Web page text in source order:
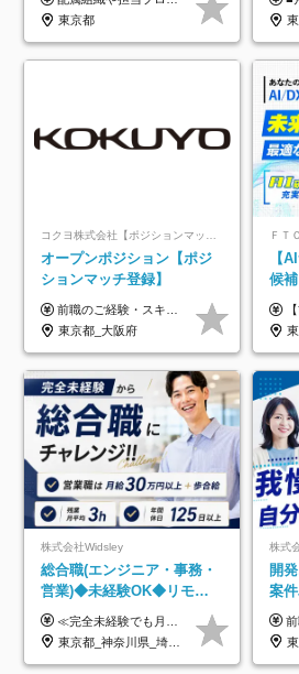
東京都
定
東京都_神奈川県_埼玉県_千葉県_
コクヨ株式会社【ポジションマッチ登録】
オープンポジション【ポジ
ションマッチ登録】
前職のご経験・スキル等を考慮して決定します。
東京都_大阪府
ＦＴ
【
候
経
未
ル
【前職給与保証】 ■未経験者： 月給30万円～35万円
東
株式会社Widsley
総合職(エンジニア・事務・
営業)◆未経験OK◆リモー
トあり◆残業月3h◆服装髪
型自由
≪完全未経験でも月給40万円以上も可能です！≫ -------------- 【1】ITエンジニア 月給26万円～50万円＋プロジェクト手当＋資格手当 【2】IT事務、営業事務 月給26万円～50万円＋プロジェクト手当＋資格手当 ≪【1】【2】共通≫ ★上記給与には固定残業代20時間分(月3万719円～)を含みます。残業が超過した場合は、追加支給します(残業は月平均3時間とほぼ発生しません。残業がなくても、固定残業代は支給されます) ★試用期間6ヵ月あり（期間中は月給23万1000円～。固定残業代20時間分3万719円～を含む／超過分は別途支給） -------------- 【3】SES営業、SaaS営業 月給30万円以上＋インセンティブ＋各種手当 ★上記給与には固定残業代45時間分(月7万6967円～)を含みます。残業が超過した場合は、追加支給します(残業は月平均3時間とほぼ発生しません。残業がなくても、固定残業代は支給されます) ★試用期間6ヵ月あり(期間中も給与や福利厚生は同じです)
東京都_神奈川県_埼玉県_千葉県_大阪府_愛知県_北海道_青森県_岩手県_宮城県_秋田県_山形県_福島県_茨城県_栃木県_群馬県_新潟県_山梨県_長野県_富山県_石川県_福井県_静岡県_岐阜県_三重県_兵庫県_京都府_滋賀県_奈良県_和歌山県_広島県_岡山県_鳥取県_島根県_山口県_徳島県_香川県_愛媛県_高知県_福岡県_熊本県_佐賀県_長崎県_大分県_宮崎県_鹿児島県_沖縄県
株式
開
案
UP
利
制度
前職給与＋αの収入を保証 月給42万円～120万円＋各種手当＋賞与 給与基準が明確かつ
東京都_神奈川県_埼玉県_千葉県_